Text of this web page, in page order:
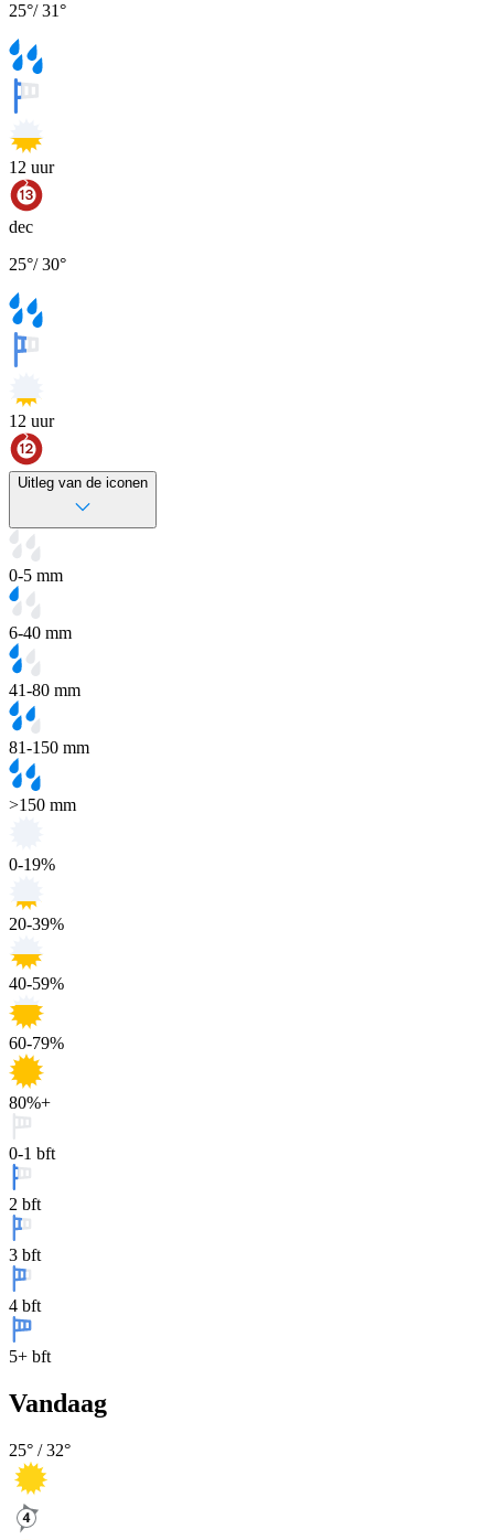
25°/31°
12 uur
dec
25°/30°
12 uur
Uitleg van de iconen
0-5 mm
6-40 mm
41-80 mm
81-150 mm
>150 mm
0-19%
20-39%
40-59%
60-79%
80%+
0-1 bft
2 bft
3 bft
4 bft
5+ bft
Vandaag
25° /32°